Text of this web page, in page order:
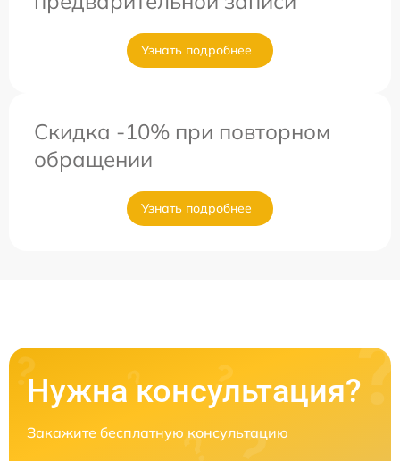
Узнать подробнее
Скидка -10% при повторном
обращении
Узнать подробнее
Нужна консультация?
Закажите бесплатную консультацию